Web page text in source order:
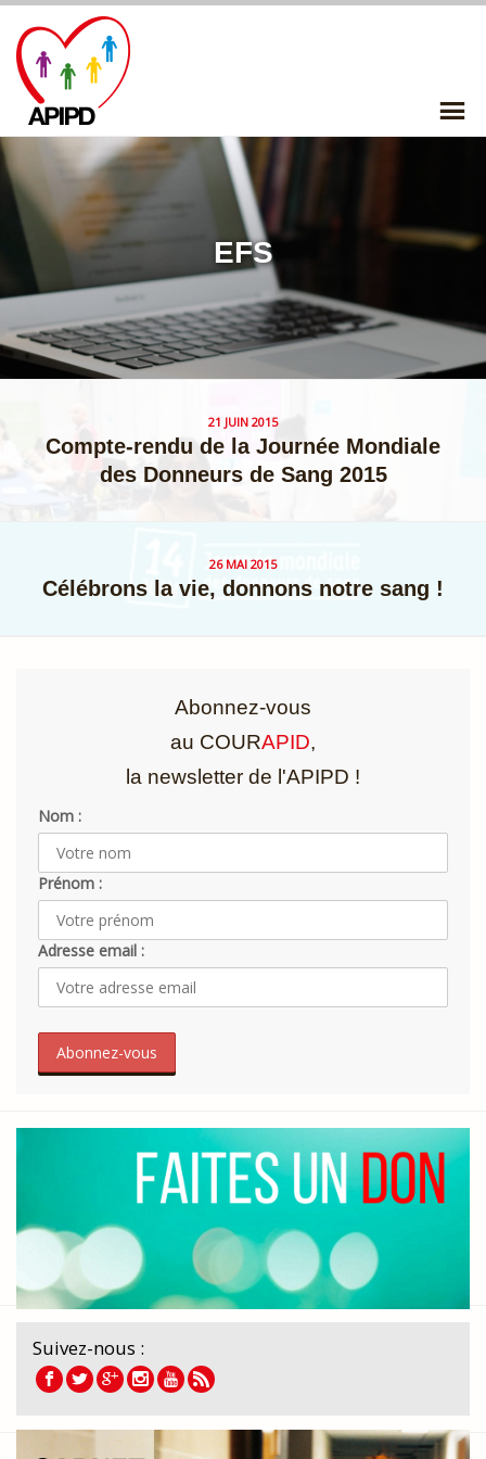
content
EFS
21 JUIN 2015
Compte-rendu de la Journée Mondiale
des Donneurs de Sang 2015
26 MAI 2015
Célébrons la vie, donnons notre sang !
Abonnez-vous
au COURAPID,
la newsletter de l'APIPD !
Nom :
Prénom :
Adresse email :
Suivez-nous :